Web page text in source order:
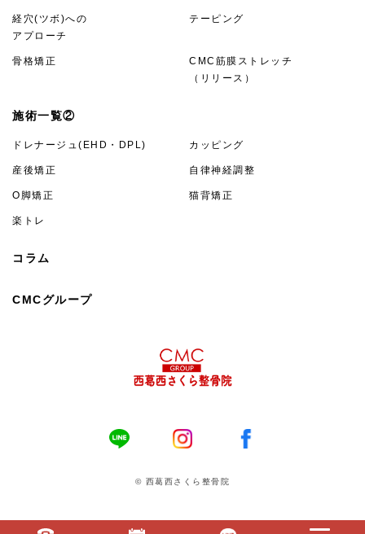
経穴(ツボ)への
アプローチ
テーピング
骨格矯正
CMC筋膜ストレッチ
（リリース）
施術一覧②
ドレナージュ(EHD・DPL) カッピング
産後矯正 自律神経調整
O脚矯正 猫背矯正
楽トレ
コラム
CMCグループ
© 西葛西さくら整骨院